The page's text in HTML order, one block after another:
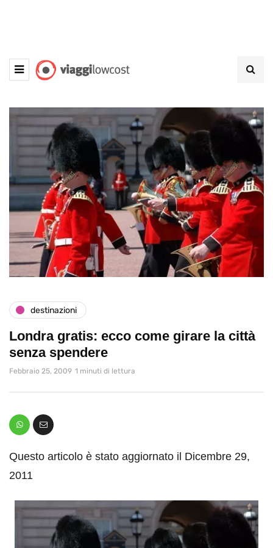
destinazioni
Londra gratis: ecco come girare la città
senza spendere
Febbraio 25, 2009 1 minuti di lettura
Questo articolo è stato aggiornato il Dicembre 29,
2011